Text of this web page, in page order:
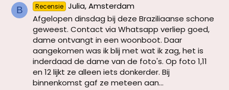
B Recensie Julia, Amsterdam
Afgelopen dinsdag bij deze Braziliaanse schone
geweest. Contact via Whatsapp verliep goed,
dame ontvangt in een woonboot. Daar
aangekomen was ik blij met wat ik zag, het is
inderdaad de dame van de foto's. Op foto 1,11
en 12 lijkt ze alleen iets donkerder. Bij
binnenkomst gaf ze meteen aan...